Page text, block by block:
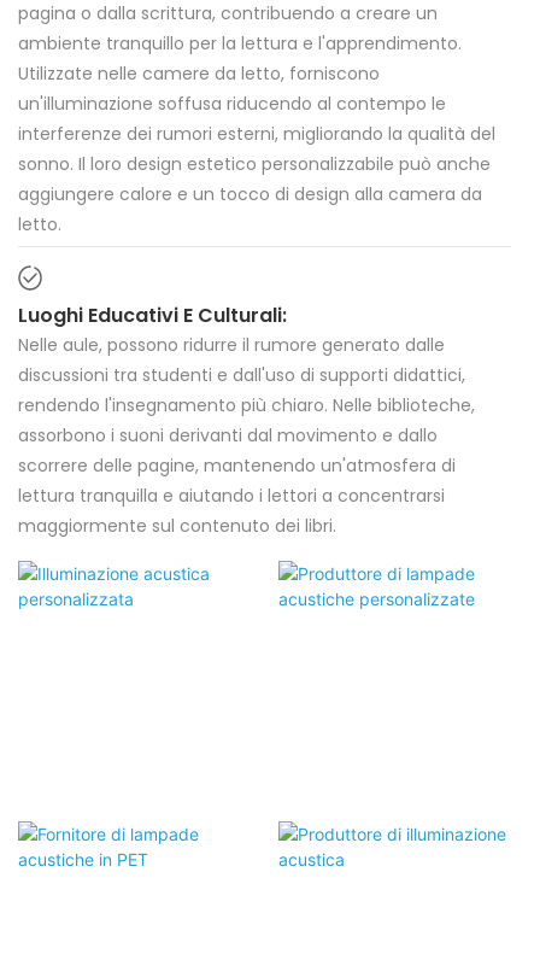
pagina o dalla scrittura, contribuendo a creare un
ambiente tranquillo per la lettura e l'apprendimento.
Utilizzate nelle camere da letto, forniscono
un'illuminazione soffusa riducendo al contempo le
interferenze dei rumori esterni, migliorando la qualità del
sonno. Il loro design estetico personalizzabile può anche
aggiungere calore e un tocco di design alla camera da
letto.
Luoghi Educativi E Culturali:
Nelle aule, possono ridurre il rumore generato dalle
discussioni tra studenti e dall'uso di supporti didattici,
rendendo l'insegnamento più chiaro. Nelle biblioteche,
assorbono i suoni derivanti dal movimento e dallo
scorrere delle pagine, mantenendo un'atmosfera di
lettura tranquilla e aiutando i lettori a concentrarsi
maggiormente sul contenuto dei libri.